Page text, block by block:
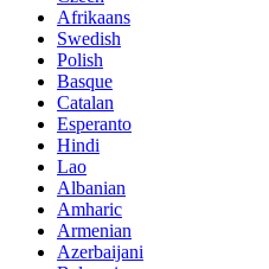
Afrikaans
Swedish
Polish
Basque
Catalan
Esperanto
Hindi
Lao
Albanian
Amharic
Armenian
Azerbaijani